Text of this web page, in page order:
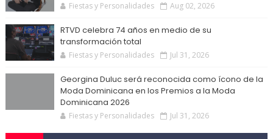
Fiestas y Personalidades Aug 02, 2026
RTVD celebra 74 años en medio de su
transformación total
Fiestas y Personalidades Jul 31, 2026
Georgina Duluc será reconocida como ícono de la
Moda Dominicana en los Premios a la Moda
Dominicana 2026
Fiestas y Personalidades Jul 31, 2026